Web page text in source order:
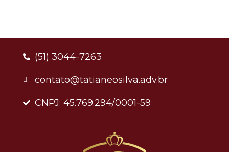
(51) 3044-7263
contato@tatianeosilva.adv.br
CNPJ: 45.769.294/0001-59